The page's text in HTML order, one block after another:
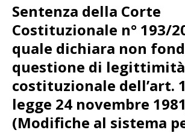
Sentenza della Corte
Costituzionale n° 193/
quale dichiara non
questione di legittimità
costituzionale dell’art.
legge 24 novembre
(Modifiche al sistema